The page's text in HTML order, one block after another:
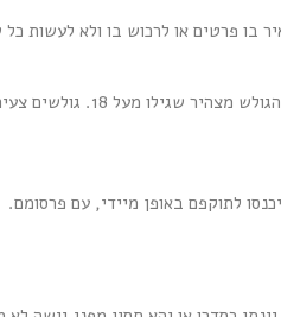
בו פרטים או לרכוש בו ולא לעשות
: אין מניעה לגלוש באתר, בכל גיל. עם
לתוקפם באופן מיידי, עם פרסומם.